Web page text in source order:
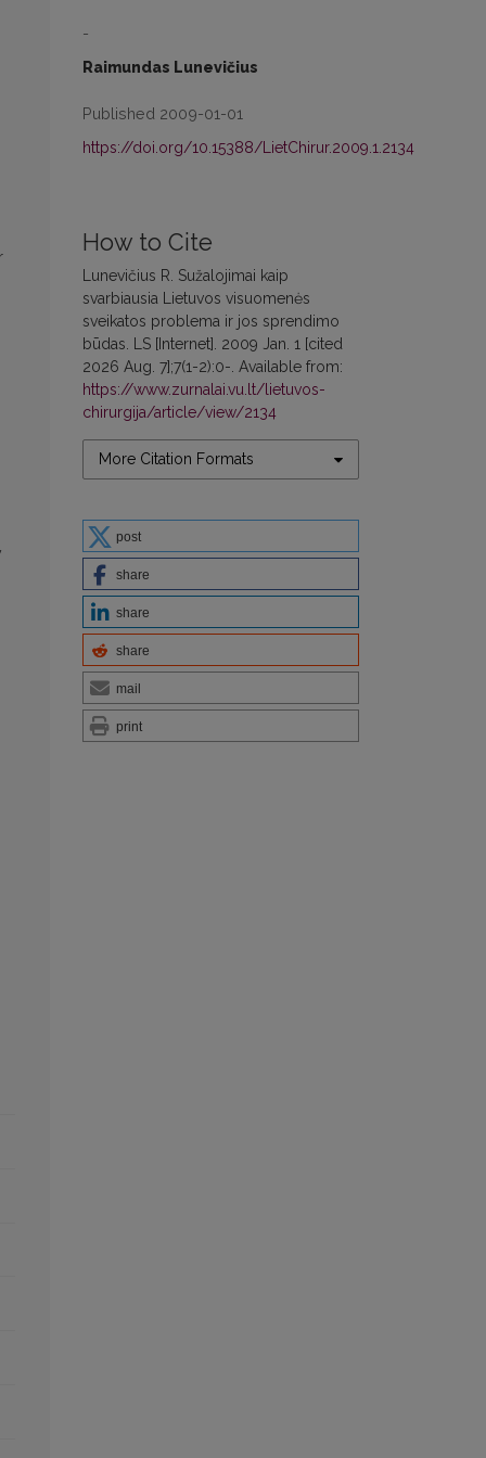
-
Raimundas Lunevičius
Published 2009-01-01
https://doi.org/10.15388/LietChirur.2009.1.2134
How to Cite
Lunevičius R. Sužalojimai kaip
svarbiausia Lietuvos visuomenės
sveikatos problema ir jos sprendimo
būdas. LS [Internet]. 2009 Jan. 1 [cited
2026 Aug. 7];7(1-2):0-. Available from:
https://www.zurnalai.vu.lt/lietuvos-
chirurgija/article/view/2134
More Citation Formats
post
share
share
share
mail
print